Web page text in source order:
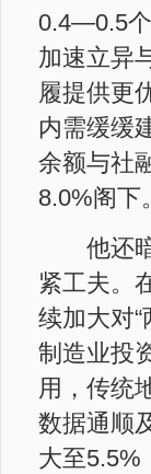
0.4—0.5
加速立异
履提供更
内需缓缓
余额与社
8.0%阁下。
他还暗
紧工夫。
续加大对
制造业投
用，传统
数据通顺
大至5.5%